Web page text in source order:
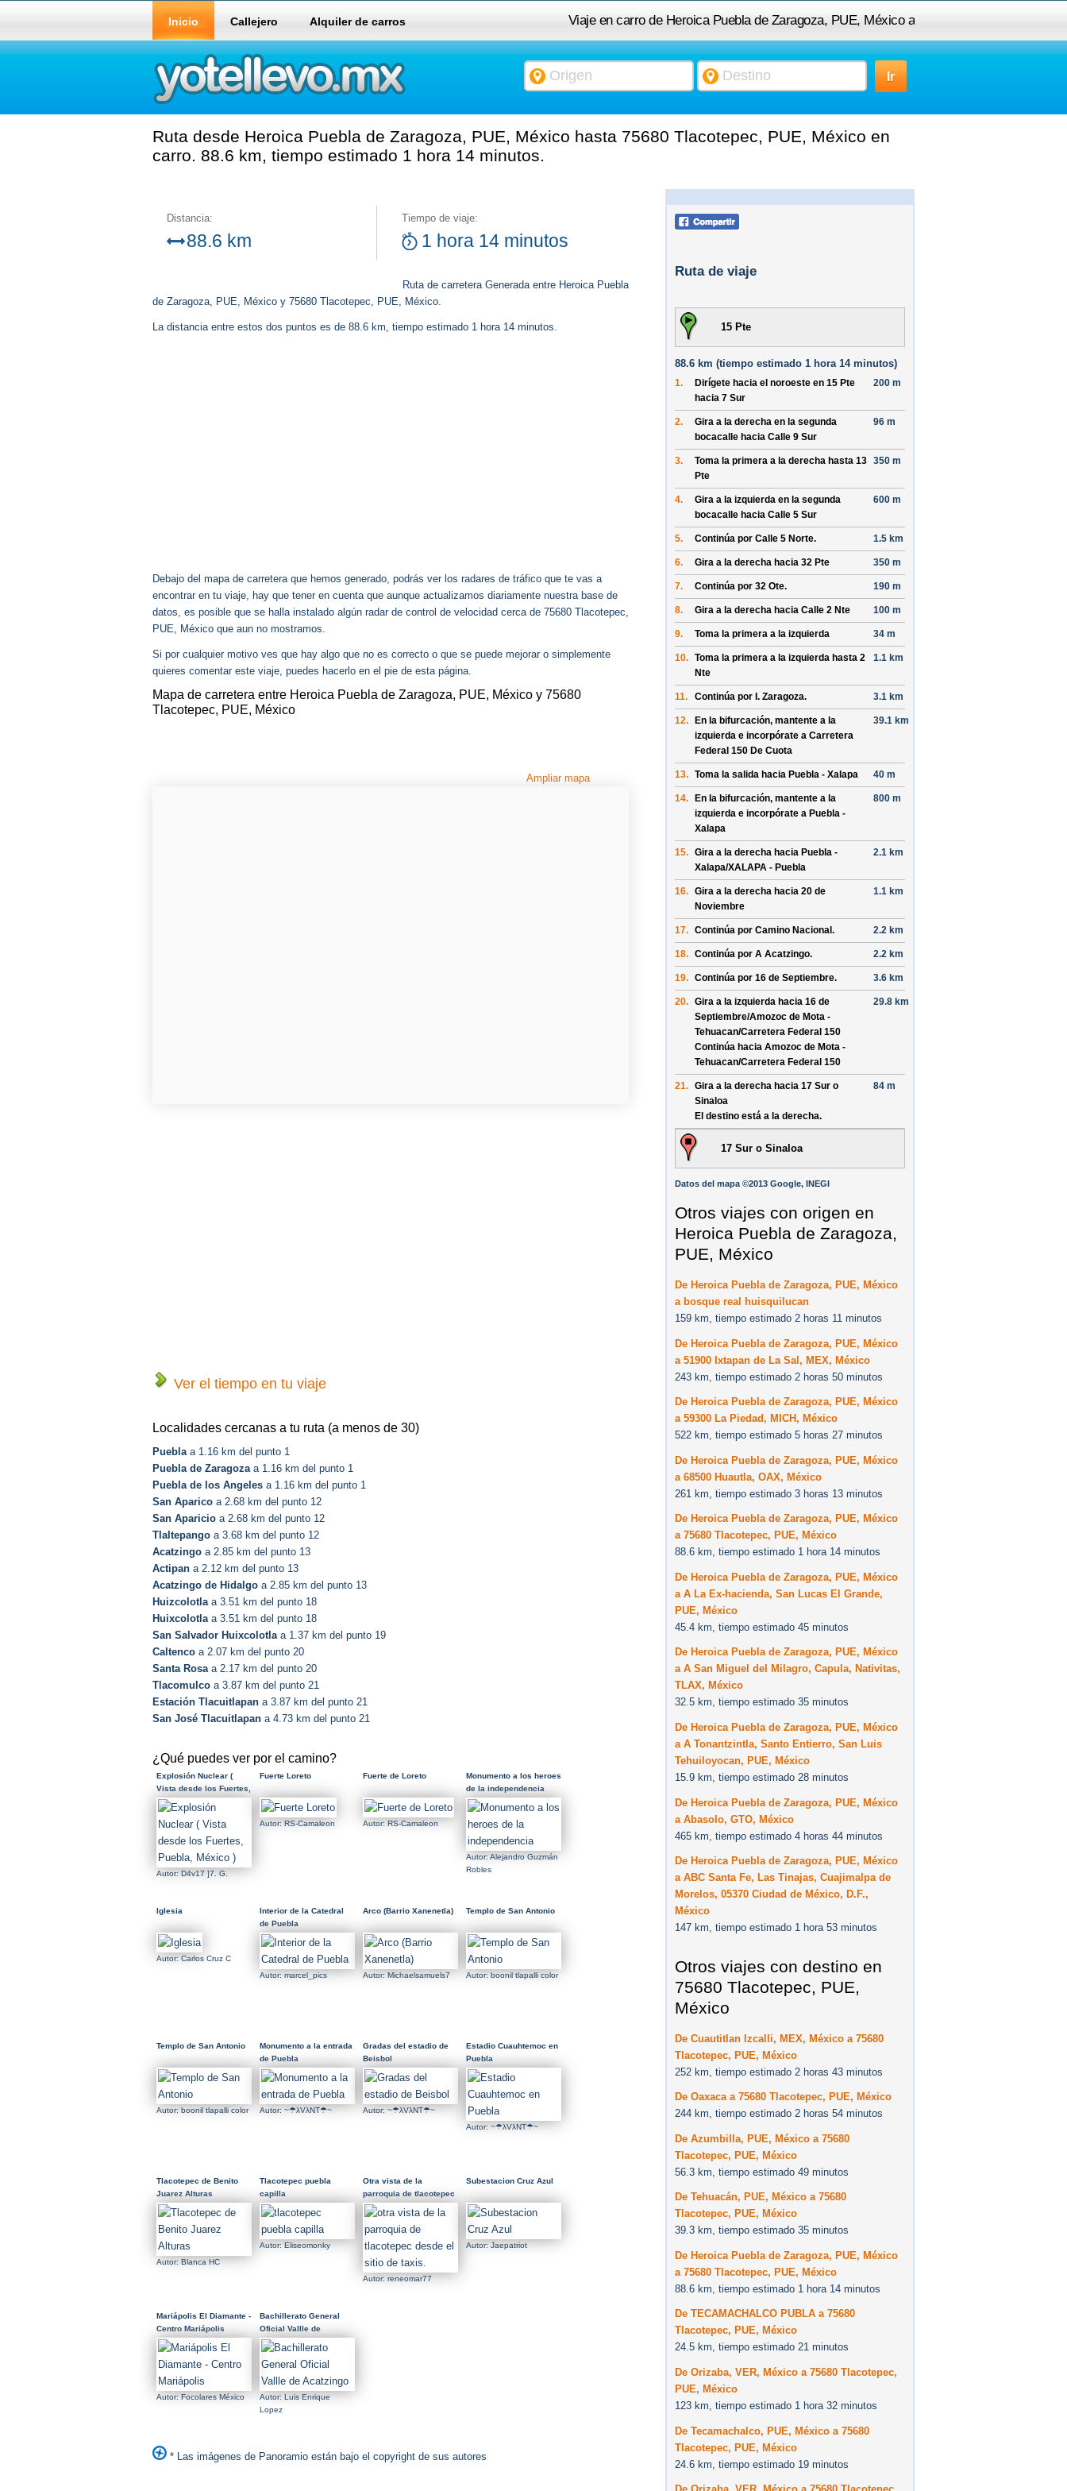
Viaje en carro de Heroica Puebla de Zaragoza, PUE, México a
75680 Tlacotepec, PUE, México
Inicio Callejero Alquiler de carros
Ruta desde Heroica Puebla de Zaragoza, PUE, México hasta 75680 Tlacotepec, PUE, México en
carro. 88.6 km, tiempo estimado 1 hora 14 minutos.
Distancia:
88.6 km
Tiempo de viaje:
1 hora 14 minutos
Ruta de carretera Generada entre Heroica Puebla
de Zaragoza, PUE, México y 75680 Tlacotepec, PUE, México.
La distancia entre estos dos puntos es de 88.6 km, tiempo estimado 1 hora 14 minutos.
Debajo del mapa de carretera que hemos generado, podrás ver los radares de tráfico que te vas a
encontrar en tu viaje, hay que tener en cuenta que aunque actualizamos diariamente nuestra base de
datos, es posible que se halla instalado algún radar de control de velocidad cerca de 75680 Tlacotepec,
PUE, México que aun no mostramos.
Si por cualquier motivo ves que hay algo que no es correcto o que se puede mejorar o simplemente
quieres comentar este viaje, puedes hacerlo en el pie de esta página.
Mapa de carretera entre Heroica Puebla de Zaragoza, PUE, México y 75680
Tlacotepec, PUE, México
Ampliar mapa
Ver el tiempo en tu viaje
Localidades cercanas a tu ruta (a menos de 30)
Pueblaa 1.16 km del punto 1
Puebla de Zaragozaa 1.16 km del punto 1
Puebla de los Angeles a 1.16 km del punto 1
San Aparico a 2.68 km del punto 12
San Aparicio a 2.68 km del punto 12
Tlaltepango a 3.68 km del punto 12
Acatzingo a 2.85 km del punto 13
Actipan a 2.12 km del punto 13
Acatzingo de Hidalgo a 2.85 km del punto 13
Huizcolotlaa 3.51 km del punto 18
Huixcolotlaa 3.51 km del punto 18
San Salvador Huixcolotlaa 1.37 km del punto 19
Caltenco a 2.07 km del punto 20
Santa Rosaa 2.17 km del punto 20
Tlacomulco a 3.87 km del punto 21
Estación Tlacuitlapan a 3.87 km del punto 21
San José Tlacuitlapan a 4.73 km del punto 21
¿Qué puedes ver por el camino?
Explosión Nuclear (
Vista desde los Fuertes,
Puebla, México )
Autor: D4v17 ]7. G.
Fuerte Loreto
Autor: RS-Camaleon
Fuerte de Loreto
Autor: RS-Camaleon
Monumento a los heroes
de la independencia
Autor: Alejandro Guzmán
Robles
Iglesia
Autor: Carlos Cruz C
Interior de la Catedral
de Puebla
Autor: marcel_pics
Arco (Barrio Xanenetla)
Autor: Michaelsamuels7
Templo de San Antonio
Autor: boonil tlapalli color
Templo de San Antonio
Autor: boonil tlapalli color
Monumento a la entrada
de Puebla
Autor: ~☂λVλNT☂~
Gradas del estadio de
Beisbol
Autor: ~☂λVλNT☂~
Estadio Cuauhtemoc en
Puebla
Autor: ~☂λVλNT☂~
Tlacotepec de Benito
Juarez Alturas
Autor: Blanca HC
Tlacotepec puebla
capilla
Autor: Eliseomonky
Otra vista de la
parroquia de tlacotepec
desde el sitio de taxis.
Autor: reneomar77
Subestacion Cruz Azul
Autor: Jaepatriot
Mariápolis El Diamante -
Centro Mariápolis
Autor: Focolares México
Bachillerato General
Oficial Vallle de
Acatzingo
Autor: Luis Enrique
Lopez
* Las imágenes de Panoramio están bajo el copyright de sus autores
Ruta de viaje
15 Pte
88.6 km (tiempo estimado 1 hora 14 minutos)
1. Dirígete hacia el noroeste en 15 Pte
hacia 7 Sur
200 m
2.
Gira a la derecha en la segunda
bocacalle hacia Calle 9 Sur
96 m
3. Toma la primera a la derecha hasta 13
Pte
350 m
4.
Gira a la izquierda en la segunda
bocacalle hacia Calle 5 Sur
600 m
5. Continúa por Calle 5 Norte. 1.5 km
6. Gira a la derecha hacia 32 Pte 350 m
7. Continúa por 32 Ote. 190 m
8. Gira a la derecha hacia Calle 2 Nte 100 m
9. Toma la primera a la izquierda 34 m
10. Toma la primera a la izquierda hasta 2
Nte
1.1 km
11. Continúa por I. Zaragoza. 3.1 km
12.
En la bifurcación, mantente a la
izquierda e incorpórate a Carretera
Federal 150 De Cuota
39.1 km
13. Toma la salida hacia Puebla - Xalapa 40 m
14.
En la bifurcación, mantente a la
izquierda e incorpórate a Puebla -
Xalapa
800 m
15. Gira a la derecha hacia Puebla -
Xalapa/XALAPA - Puebla
2.1 km
16. Gira a la derecha hacia 20 de
Noviembre
1.1 km
17. Continúa por Camino Nacional . 2.2 km
18. Continúa por A Acatzingo. 2.2 km
19. Continúa por 16 de Septiembre. 3.6 km
20. Gira a la izquierda hacia 16 de
Septiembre/Amozoc de Mota -
Tehuacan/Carretera Federal 150
Continúa hacia Amozoc de Mota -
Tehuacan/Carretera Federal 150
29.8 km
21. Gira a la derecha hacia 17 Sur o
Sinaloa
El destino está a la derecha.
84 m
17 Sur o Sinaloa
Datos del mapa ©2013 Google, INEGI
Otros viajes con origen en
Heroica Puebla de Zaragoza,
PUE, México
De Heroica Puebla de Zaragoza, PUE, México
a bosque real huisquilucan
159 km, tiempo estimado 2 horas 11 minutos
De Heroica Puebla de Zaragoza, PUE, México
a 51900 Ixtapan de La Sal, MEX, México
243 km, tiempo estimado 2 horas 50 minutos
De Heroica Puebla de Zaragoza, PUE, México
a 59300 La Piedad, MICH, México
522 km, tiempo estimado 5 horas 27 minutos
De Heroica Puebla de Zaragoza, PUE, México
a 68500 Huautla, OAX, México
261 km, tiempo estimado 3 horas 13 minutos
De Heroica Puebla de Zaragoza, PUE, México
a 75680 Tlacotepec, PUE, México
88.6 km, tiempo estimado 1 hora 14 minutos
De Heroica Puebla de Zaragoza, PUE, México
a A La Ex-hacienda, San Lucas El Grande,
PUE, México
45.4 km, tiempo estimado 45 minutos
De Heroica Puebla de Zaragoza, PUE, México
a A San Miguel del Milagro, Capula, Nativitas,
TLAX, México
32.5 km, tiempo estimado 35 minutos
De Heroica Puebla de Zaragoza, PUE, México
a A Tonantzintla, Santo Entierro, San Luis
Tehuiloyocan, PUE, México
15.9 km, tiempo estimado 28 minutos
De Heroica Puebla de Zaragoza, PUE, México
a Abasolo, GTO, México
465 km, tiempo estimado 4 horas 44 minutos
De Heroica Puebla de Zaragoza, PUE, México
a ABC Santa Fe, Las Tinajas, Cuajimalpa de
Morelos, 05370 Ciudad de México, D.F.,
México
147 km, tiempo estimado 1 hora 53 minutos
Otros viajes con destino en
75680 Tlacotepec, PUE,
México
De Cuautitlan Izcalli, MEX, México a 75680
Tlacotepec, PUE, México
252 km, tiempo estimado 2 horas 43 minutos
De Oaxaca a 75680 Tlacotepec, PUE, México
244 km, tiempo estimado 2 horas 54 minutos
De Azumbilla, PUE, México a 75680
Tlacotepec, PUE, México
56.3 km, tiempo estimado 49 minutos
De Tehuacán, PUE, México a 75680
Tlacotepec, PUE, México
39.3 km, tiempo estimado 35 minutos
De Heroica Puebla de Zaragoza, PUE, México
a 75680 Tlacotepec, PUE, México
88.6 km, tiempo estimado 1 hora 14 minutos
De TECAMACHALCO PUBLA a 75680
Tlacotepec, PUE, México
24.5 km, tiempo estimado 21 minutos
De Orizaba, VER, México a 75680 Tlacotepec,
PUE, México
123 km, tiempo estimado 1 hora 32 minutos
De Tecamachalco, PUE, México a 75680
Tlacotepec, PUE, México
24.6 km, tiempo estimado 19 minutos